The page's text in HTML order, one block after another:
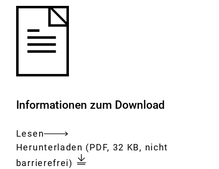
Informationen zum Download
Lesen
Gesamtes
Dokument
Download:
Herunterladen BSE
-
(PDF, 32 KB, nicht
barrierefrei)